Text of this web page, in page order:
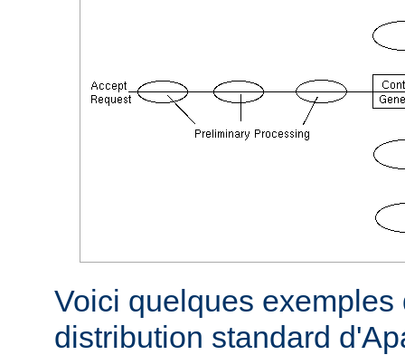
Voici quelques
distribution standard